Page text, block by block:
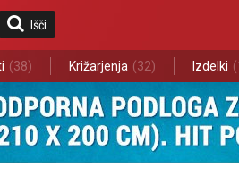
Išči
(38) Križarjenja (32) Izdelki